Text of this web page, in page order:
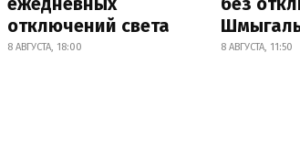
отключений света
8 АВГУСТА, 18:00 8 АВГУСТА, 11:50